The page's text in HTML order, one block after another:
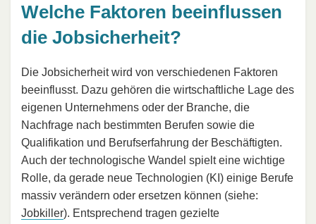
Welche Faktoren beeinflussen
die Jobsicherheit?
Die Jobsicherheit wird von verschiedenen Faktoren
beeinflusst. Dazu gehören die wirtschaftliche Lage des
eigenen Unternehmens oder der Branche, die
Nachfrage nach bestimmten Berufen sowie die
Qualifikation und Berufserfahrung der Beschäftigten.
Auch der technologische Wandel spielt eine wichtige
Rolle, da gerade neue Technologien (KI) einige Berufe
massiv verändern oder ersetzen können (siehe:
Jobkiller). Entsprechend tragen gezielte